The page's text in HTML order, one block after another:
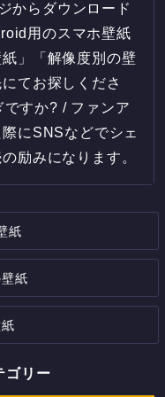
からダウンロード
用のスマホ壁紙
」「解像度別の壁
てお探しくださ
すか? / ファンア
にSNSなどでシェ
励みになります。
紙
紙
ゴリー